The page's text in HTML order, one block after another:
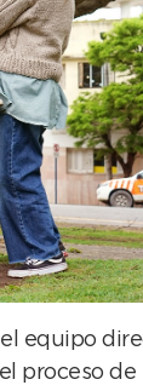
equipo
proceso